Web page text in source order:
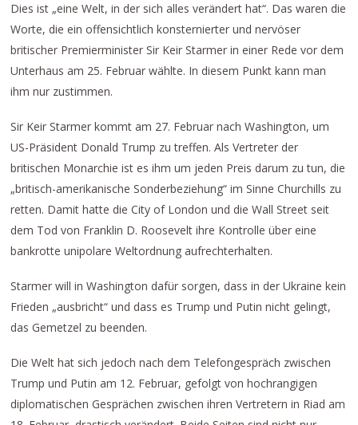
Dies ist „eine Welt, in der sich alles verändert hat“. Das waren die
Worte, die ein offensichtlich konsternierter und nervöser
britischer Premierminister Sir Keir Starmer in einer Rede vor dem
Unterhaus am 25. Februar wählte. In diesem Punkt kann man
ihm nur zustimmen.
Sir Keir Starmer kommt am 27. Februar nach Washington, um
US-Präsident Donald Trump zu treffen. Als Vertreter der
britischen Monarchie ist es ihm um jeden Preis darum zu tun, die
„britisch-amerikanische Sonderbeziehung“ im Sinne Churchills zu
retten. Damit hatte die City of London und die Wall Street seit
dem Tod von Franklin D. Roosevelt ihre Kontrolle über eine
bankrotte unipolare Weltordnung aufrechterhalten.
Starmer will in Washington dafür sorgen, dass in der Ukraine kein
Frieden „ausbricht“ und dass es Trump und Putin nicht gelingt,
das Gemetzel zu beenden.
Die Welt hat sich jedoch nach dem Telefongespräch zwischen
Trump und Putin am 12. Februar, gefolgt von hochrangigen
diplomatischen Gesprächen zwischen ihren Vertretern in Riad am